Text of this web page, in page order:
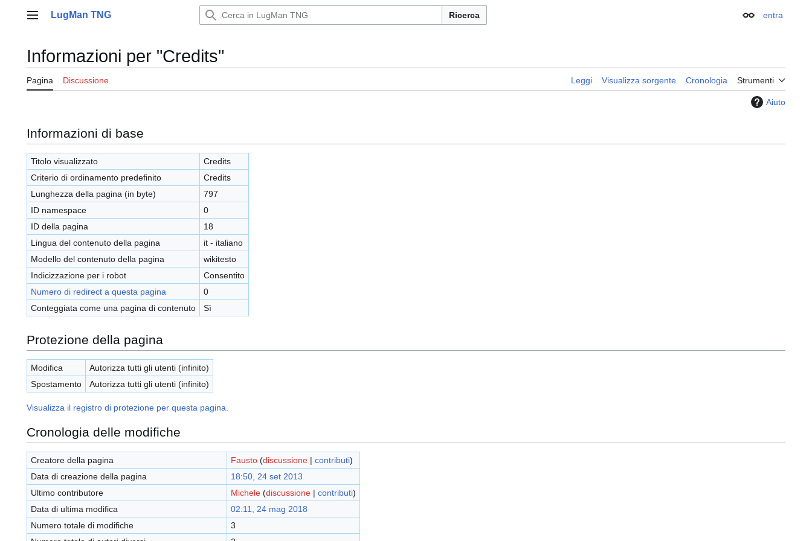
Menu principale
LugMan TNG Ricerca Aspetto
entra
Informazioni per "Credits"
Pagina Discussione Leggi Visualizza sorgente Cronologia Strumenti
Aiuto
Informazioni di base
Titolo visualizzato
Credits
Criterio di ordinamento predefinito
Credits
Lunghezza della pagina (in byte)
797
ID namespace
0
ID della pagina
18
Lingua del contenuto della pagina
it - italiano
Modello del contenuto della pagina
wikitesto
Indicizzazione per i robot
Consentito
Numero di redirect a questa pagina
0
Conteggiata come una pagina di contenuto
Sì
Protezione della pagina
Modifica
Autorizza tutti gli utenti (infinito)
Spostamento
Autorizza tutti gli utenti (infinito)
Visualizza il registro di protezione per questa pagina.
Cronologia delle modifiche
Creatore della pagina Fausto (discussione| contributi)
Data di creazione della pagina
18:50, 24 set 2013
Ultimo contributore
Michele (discussione| contributi)
Data di ultima modifica
02:11, 24 mag 2018
Numero totale di modifiche
3